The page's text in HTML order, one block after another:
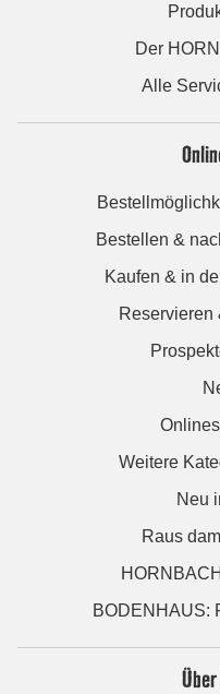
Der
Alle
Bestellen &
Kaufen & in
Reservieren
Weitere
Neu
Raus
BODENHAUS:
Über